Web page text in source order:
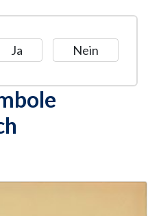
Ja Nein